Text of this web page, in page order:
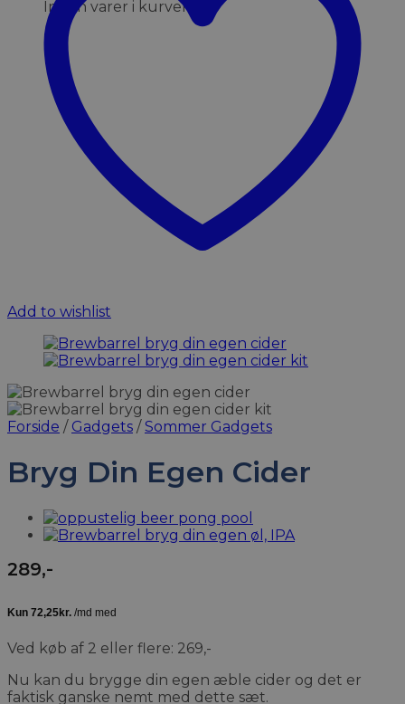
Ingen varer i kurven.
Add to wishlist
Forside / Gadgets / Sommer Gadgets
Bryg Din Egen Cider
289,-
Ved køb af 2 eller flere: 269,-
Nu kan du brygge din egen æble cider og det er
faktisk ganske nemt med dette sæt.